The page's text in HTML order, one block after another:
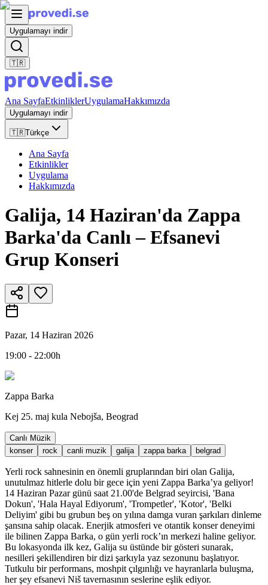
Uygulamayı indir
🇹🇷
Ana SayfaEtkinliklerUygulamaHakkımızda
Uygulamayı indir
🇹🇷Türkçe
Ana Sayfa
Etkinlikler
Uygulama
Hakkımızda
Galija, 14 Haziran'da Zappa
Barka'da Canlı – Efsanevi
Grup Konseri
Pazar, 14 Haziran 2026
19:00 - 22:00h
Zappa Barka
Kej 25. maj kula Nebojša, Beograd
Canlı Müzik
konser
rock canli muzik galija zappa barka belgrad
Yerli rock sahnesinin en önemli gruplarından biri olan Galija,
unutulmaz hitlerle dolu bir gece için yeni Zappa Barka’ya geliyor!
14 Haziran Pazar günü saat 21.00'de Belgrad seyircisi, 'Bana
Dokun', 'Hala Hayal Ediyorum', 'Trompetler', 'Kotor', 'Belki
Deliyim' gibi bu grubun beş on yılına damga vuran şarkıları dinleme
şansına sahip olacak. Enerjik atmosferi ve otantik konser deneyimi
ile bilinen Zappa Barka, o gün yerli rock’ın merkezi haline geliyor.
Bu lokasyonda ilk kez, Galija su üstünde bir gösteri sunarak,
nesilleri şekillendiren bir dizi şarkıyla yaz sezonunu başlatıyor.
Tutkulu bir performans, moshpit çılgınlığı ve hayranlarla buluşma,
her şey efsanevi Niš tavernasının seslerine eşlik ediyor.